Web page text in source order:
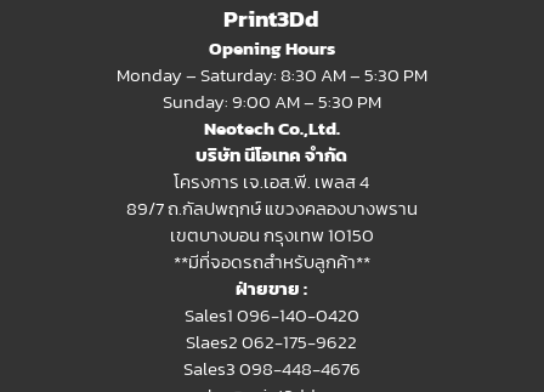
Print3Dd
Opening Hours
Monday – Saturday: 8:30 AM – 5:30 PM
Sunday: 9:00 AM – 5:30 PM
Neotech Co.,Ltd.
บริษัท นีโอเทค จำกัด
โครงการ เจ.เอส.พี. เพลส 4
89/7 ถ.กัลปพฤกษ์ แขวงคลองบางพราน
เขตบางบอน กรุงเทพ 10150
**มีที่จอดรถสำหรับลูกค้า**
ฝ่ายขาย :
Sales1 096-140-0420
Slaes2062-175-9622
Sales3 098-448-4676